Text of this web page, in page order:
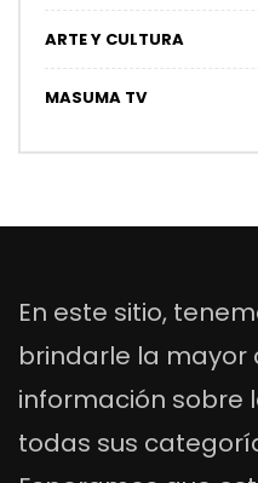
ARTE Y CULTURA
MASUMA TV
En este sitio,
brindarle la mayor
información sobre
todas sus